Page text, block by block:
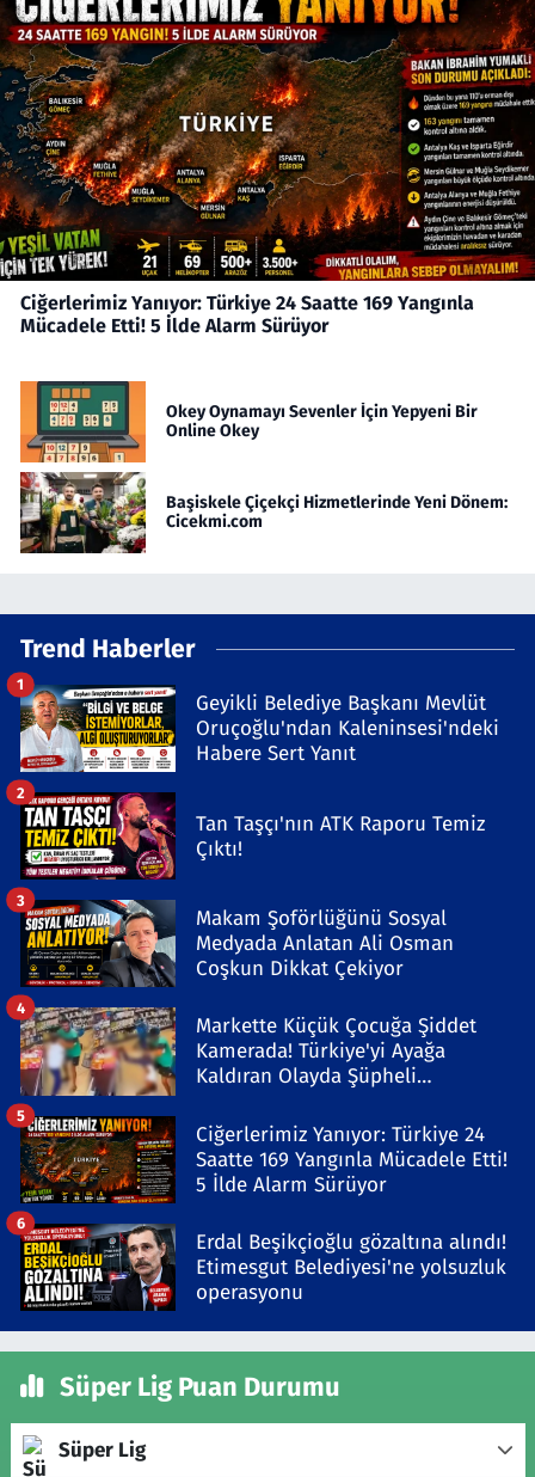
Ciğerlerimiz Yanıyor: Türkiye 24 Saatte 169 Yangınla
Mücadele Etti! 5 İlde Alarm Sürüyor
Okey Oynamayı Sevenler İçin Yepyeni Bir
Online Okey
Başiskele Çiçekçi Hizmetlerinde Yeni Dönem:
Cicekmi.com
Trend Haberler
Geyikli Belediye Başkanı Mevlüt
Oruçoğlu'ndan Kaleninsesi'ndeki
Habere Sert Yanıt
1
Tan Taşçı'nın ATK Raporu Temiz
Çıktı!
2
Makam Şoförlüğünü Sosyal
Medyada Anlatan Ali Osman
Coşkun Dikkat Çekiyor
3
Markette Küçük Çocuğa Şiddet
Kamerada! Türkiye'yi Ayağa
Kaldıran Olayda Şüpheli
4
Ciğerlerimiz Yanıyor: Türkiye 24
Saatte 169 Yangınla Mücadele Etti!
5 İlde Alarm Sürüyor
5
Erdal Beşikçioğlu gözaltına alındı!
Etimesgut Belediyesi'ne yolsuzluk
operasyonu
6
Süper Lig Puan Durumu
Süper Lig